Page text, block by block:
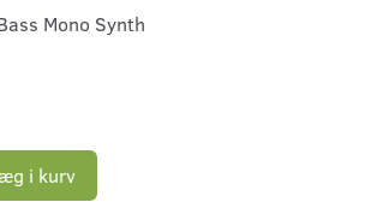
Mono Synth
i kurv